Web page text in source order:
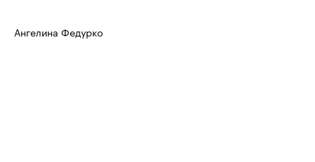
Ангелина Федурко